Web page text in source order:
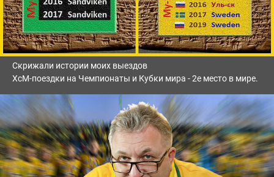
Скрижали истории моих выездов
ХсМ-поездки на Чемпионаты и Кубки мира - 2е место в мире.